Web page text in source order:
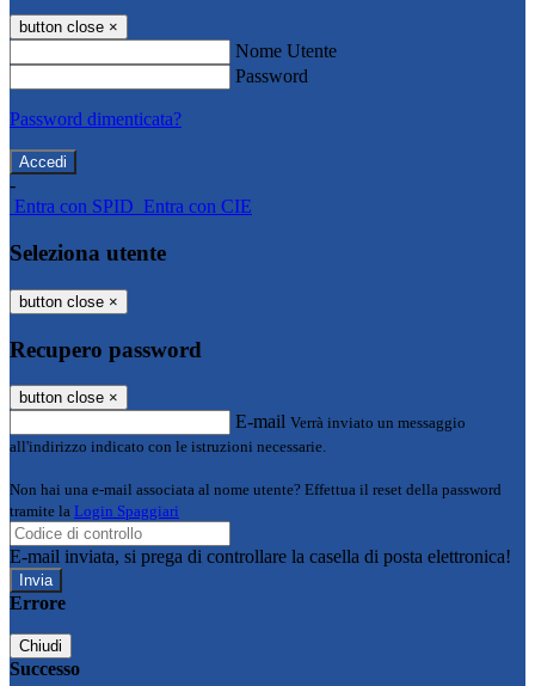
button close ×
Nome Utente
Password
Password dimenticata?
-
Entra con SPID Entra con CIE
Seleziona utente
button close ×
Recupero password
button close ×
E-mail Verrà inviato un messaggio
all'indirizzo indicato con le istruzioni necessarie.
Non hai una e-mail associata al nome utente? Effettua il reset della password
tramite la Login Spaggiari
E-mail inviata, si prega di controllare la casella di posta elettronica!
Errore
Chiudi
Successo